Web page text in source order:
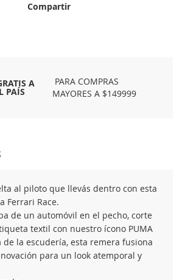
Compartir
A
PAÍS
PARA COMPRAS
MAYORES A $149999
al piloto que llevás dentro con esta
Ferrari Race.
de un automóvil en el pecho, corte
textil con nuestro ícono PUMA
de la escudería, esta remera fusiona
para un look atemporal y